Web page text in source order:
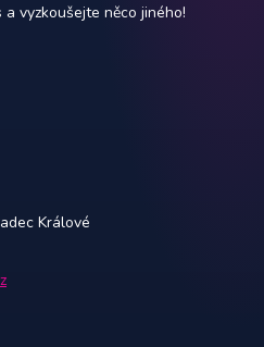
vyzkoušejte něco jiného!
Králové